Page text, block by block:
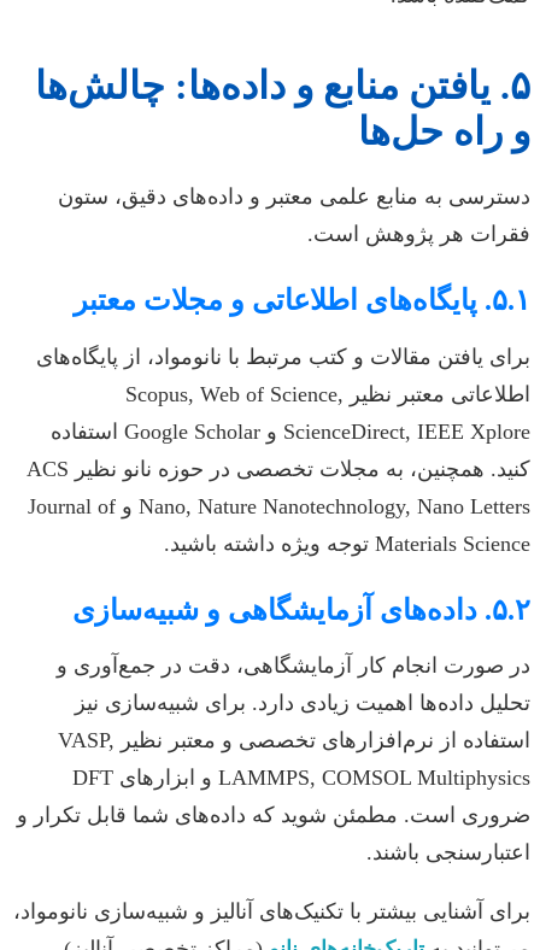
۵. یافتن منابع و داده‌ها: چالش‌ها
و راه حل‌ها
دسترسی به منابع علمی معتبر و داده‌های دقیق، ستون
فقرات هر پژوهش است.
۵.۱. پایگاه‌های اطلاعاتی و مجلات معتبر
برای یافتن مقالات و کتب مرتبط با نانومواد، از پایگاه‌های
اطلاعاتی معتبر نظیر Scopus, Web of Science,
ScienceDirect, IEEE Xplore و Google Scholar استفاده
کنید. همچنین، به مجلات تخصصی در حوزه نانو نظیر ACS
Nano, Nature Nanotechnology, Nano Letters و Journal of
Materials Science توجه ویژه داشته باشید.
۵.۲. داده‌های آزمایشگاهی و شبیه‌سازی
در صورت انجام کار آزمایشگاهی، دقت در جمع‌آوری و
تحلیل داده‌ها اهمیت زیادی دارد. برای شبیه‌سازی نیز
استفاده از نرم‌افزارهای تخصصی و معتبر نظیر VASP,
LAMMPS, COMSOL Multiphysics و ابزارهای DFT
ضروری است. مطمئن شوید که داده‌های شما قابل تکرار و
اعتبارسنجی باشند.
برای آشنایی بیشتر با تکنیک‌های آنالیز و شبیه‌سازی نانومواد،